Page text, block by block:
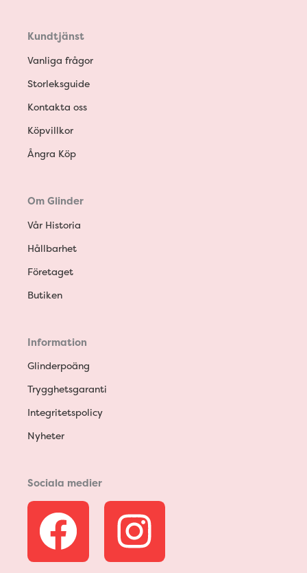
Kundtjänst
Vanliga frågor
Storleksguide
Kontakta oss
Köpvillkor
Ångra Köp
Om Glinder
Vår Historia
Hållbarhet
Företaget
Butiken
Information
Glinderpoäng
Trygghetsgaranti
Integritetspolicy
Nyheter
Sociala medier
F
a
I
n